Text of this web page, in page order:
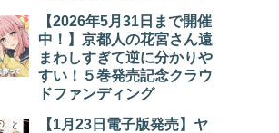
【2026年5月31日まで開催
中！】京都人の花宮さん遠
まわしすぎて逆に分かりや
すい！５巻発売記念クラウ
ドファンディング
【1月23日電子版発売】ヤ